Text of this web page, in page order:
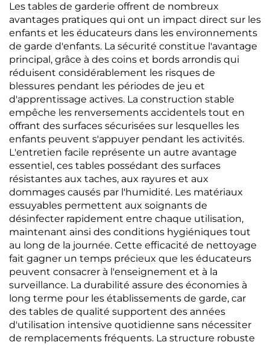
Les tables de garderie offrent de nombreux
avantages pratiques qui ont un impact direct sur les
enfants et les éducateurs dans les environnements
de garde d'enfants. La sécurité constitue l'avantage
principal, grâce à des coins et bords arrondis qui
réduisent considérablement les risques de
blessures pendant les périodes de jeu et
d'apprentissage actives. La construction stable
empêche les renversements accidentels tout en
offrant des surfaces sécurisées sur lesquelles les
enfants peuvent s'appuyer pendant les activités.
L'entretien facile représente un autre avantage
essentiel, ces tables possédant des surfaces
résistantes aux taches, aux rayures et aux
dommages causés par l'humidité. Les matériaux
essuyables permettent aux soignants de
désinfecter rapidement entre chaque utilisation,
maintenant ainsi des conditions hygiéniques tout
au long de la journée. Cette efficacité de nettoyage
fait gagner un temps précieux que les éducateurs
peuvent consacrer à l'enseignement et à la
surveillance. La durabilité assure des économies à
long terme pour les établissements de garde, car
des tables de qualité supportent des années
d'utilisation intensive quotidienne sans nécessiter
de remplacements fréquents. La structure robuste